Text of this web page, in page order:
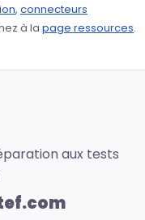
, connecteurs
à la page ressources.
aux tests